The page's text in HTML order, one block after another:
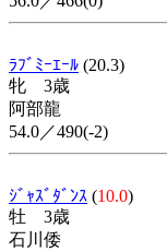
ﾗﾌﾞﾐｰｴｰﾙ (20.3)
牝 3歳
阿部龍
54.0／490(-2)
ｼﾞｬｽﾞﾀﾞﾝｽ (10.0)
牡 3歳
石川倭